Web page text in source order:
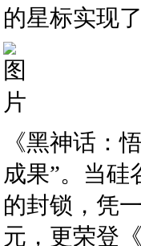
的星标实现
《黑神话：
成果”。当
的封锁，凭
元，更荣登